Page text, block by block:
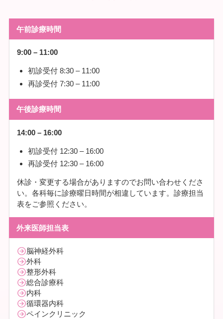
午前診療時間
9:00 – 11:00
初診受付 8:30 – 11:00
再診受付 7:30 – 11:00
午後診療時間
14:00 – 16:00
初診受付 12:30 – 16:00
再診受付 12:30 – 16:00
休診・変更する場合がありますのでお問い合わせくださ
い。各科毎に診療曜日時間が相違しています。診療担当
表をご参照ください。
外来医師担当表
脳神経外科
外科
整形外科
総合診療科
内科
循環器内科
ペインクリニック